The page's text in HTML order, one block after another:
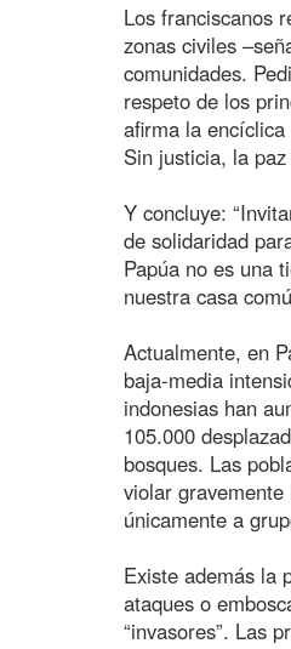
Los franciscanos
zonas civiles
comunidades.
respeto de los
afirma la
Sin justicia, la
Y concluye:
de solidaridad
Papúa no es una
nuestra casa
Actualmente, en
baja-media
indonesias han
105.000
bosques. Las
violar
únicamente a
Existe además la
ataques o
“invasores”. Las